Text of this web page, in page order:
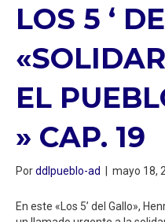
LOS 5 ‘
EL
» CAP. 19
Porddlpueblo-ad mayo 18,
En este «Los 5’ del Gallo»,